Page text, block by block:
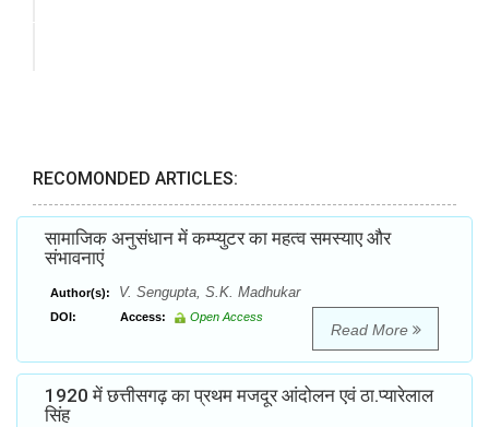
RECOMONDED ARTICLES:
सामाजिक अनुसंधान में कम्प्युटर का महत्व समस्याए और
संभावनाएं
Author(s): V. Sengupta, S.K. Madhukar
DOI: Access: Open Access
Read More
1920 में छत्तीसगढ़ का प्रथम मजदूर आंदोलन एवं ठा.प्यारेलाल
सिंह